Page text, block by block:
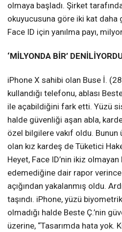
olmaya başladı. Şirket
okuyucusuna göre iki kat daha
Face ID için yanılma payı,
‘MİLYONDA BİR’
iPhone X sahibi olan Buse İ.
kullandığı telefonu, ablası
ile açabildiğini fark etti. Yüzü
halde güvenliği aşan abla,
özel bilgilere vakıf oldu.
olan kız kardeş de Tüketici
Heyet, Face ID’nin ikiz
edemediğine dair rapor
açığından yakalanmış oldu.
taşındı. iPhone, yüzü
olmadığı halde Beste Ç.’nin
üzerine, “Tasarımda hata yok.